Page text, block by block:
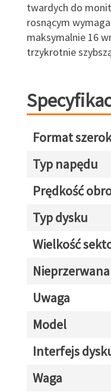
twardych do
rosnącym
maksymalnie 16
trzykrotnie
Format
Typ napędu
Prędkość
Typ dysku
Wielkość
Uwaga
Model
Interfejs
Waga